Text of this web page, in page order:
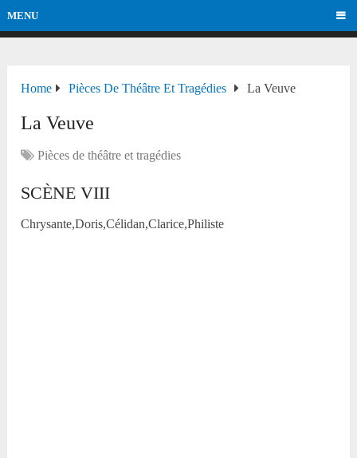
MENU
Home Pièces De Théâtre Et Tragédies La Veuve
La Veuve
Pièces de théâtre et tragédies
SCÈNE VIII
Chrysante,Doris,Célidan,Clarice,Philiste